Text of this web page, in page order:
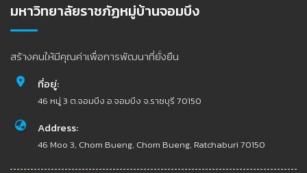
มหาวิทยาลัยราชภัฏหมู่บ้านจอมบึง
สร้างคนให้มีคุณค่าเพื่อการพัฒนาที่ยั่งยืน
ที่อยู่:
46 หมู่ 3 ต.จอมบึง อ.จอมบึง จ.ราชบุรี 70150
Address:
46 Moo 3, Chom Bueng, Chom Bueng, Ratchaburi 70150